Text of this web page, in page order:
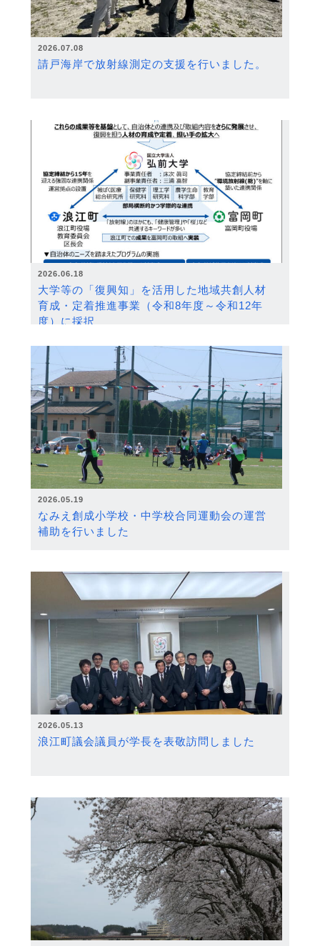
2026.07.08
請戸海岸で放射線測定の支援を行いました。
2026.06.18
大学等の「復興知」を活用した地域共創人材
育成・定着推進事業（令和8年度～令和12年
度）に採択
2026.05.19
なみえ創成小学校・中学校合同運動会の運営
補助を行いました
2026.05.13
浪江町議会議員が学長を表敬訪問しました